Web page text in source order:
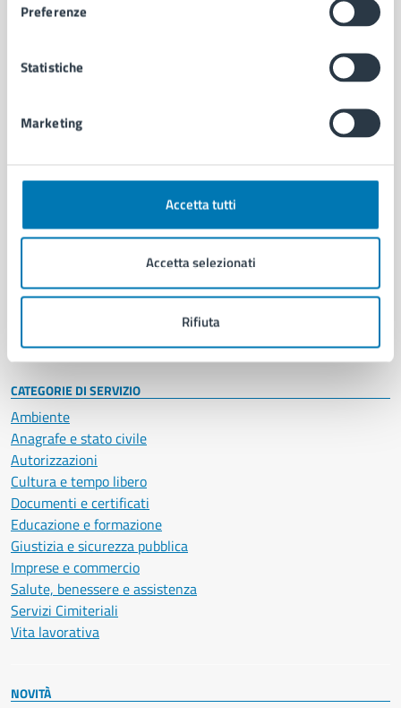
Preferenze
Statistiche
Marketing
Accetta tutti
Accetta selezionati
Rifiuta
Comune di Napoli
AMMINISTRAZIONE
Organi di governo
Enti e fondazioni
Personale amministrativo
Intranet, posta aziendale e protocollo
CATEGORIE DI SERVIZIO
Ambiente
Anagrafe e stato civile
Autorizzazioni
Cultura e tempo libero
Documenti e certificati
Educazione e formazione
Giustizia e sicurezza pubblica
Imprese e commercio
Salute, benessere e assistenza
Servizi Cimiteriali
Vita lavorativa
NOVITÀ